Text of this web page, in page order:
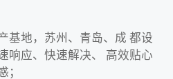
基地，苏州、青岛、成 都设
响应、快速解决、 高效贴心
；